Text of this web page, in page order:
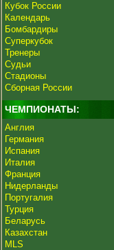
Кубок России
Календарь
Бомбардиры
Суперкубок
Тренеры
Судьи
Стадионы
Сборная России
ЧЕМПИОНАТЫ:
Англия
Германия
Испания
Италия
Франция
Нидерланды
Португалия
Турция
Беларусь
Казахстан
MLS